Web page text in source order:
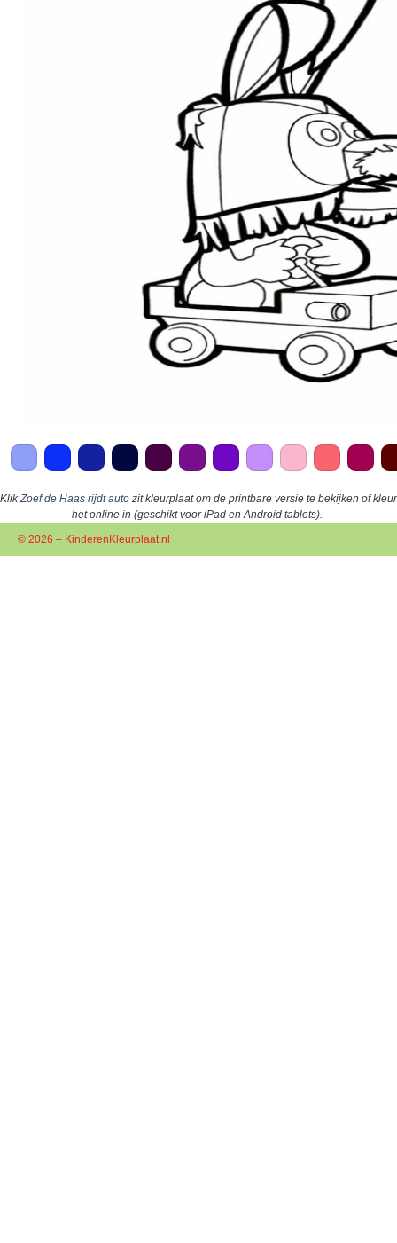
KlikZoef de Haas rijdt auto zit kleurplaat om de printbare versie te bekijken of kleur
het online in (geschikt voor iPad en Android tablets).
© 2026 – KinderenKleurplaat.nl